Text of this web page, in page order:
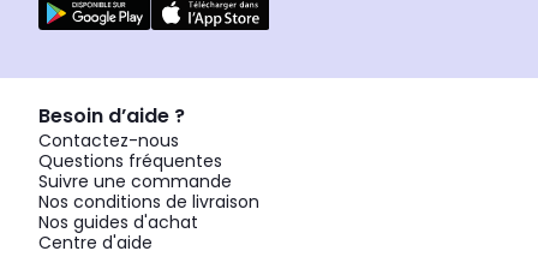
Besoin d’aide ?
Contactez-nous
Questions fréquentes
Suivre une commande
Nos conditions de livraison
Nos guides d'achat
Centre d'aide